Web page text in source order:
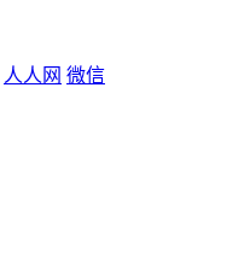
人人网 微信